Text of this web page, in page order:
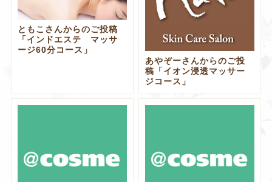
ともこさんからのご投稿
「インドエステ マッサ
ージ60分コース」
あやぞーさんからのご投
稿「イオン浸透マッサー
ジコース」